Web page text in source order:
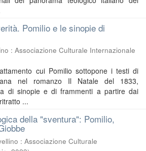
Pomilio e le sinopie di
: Associazione Culturale Internazionale
cui Pomilio sottopone i testi di
nel romanzo Il Natale del 1833,
di sinopie e di frammenti a partire dai
...
della "sventura": Pomilio,
: Associazione Culturale